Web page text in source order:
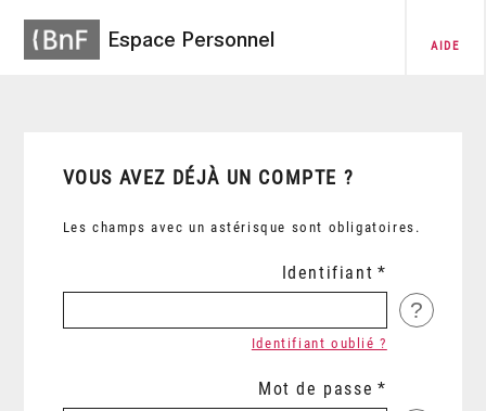
Espace Personnel AIDE
VOUS AVEZ DÉJÀ UN COMPTE ?
Les champs avec un astérisque sont obligatoires.
Identifiant
?
Identifiant oublié ?
Mot de passe